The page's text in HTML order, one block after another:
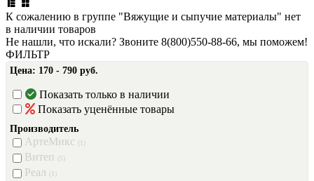
К сожалению в группе "Вяжущие и сыпучие материалы" нет
в наличии товаров
Не нашли, что искали? Звоните 8(800)550-88-66, мы поможем!
ФИЛЬТР
Цена: 170 - 790 руб.
Показать только в наличии
Показать уценённые товары
Производитель
АртеМикс (1)
Витеп (5)
Реал (1)